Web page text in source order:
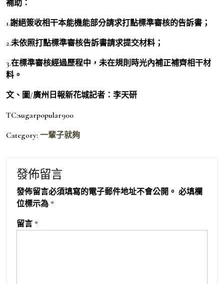
補助：
1.謝絕簽收相干本能機能部分請求打點標準審核的告訴書；
2.未依照打點標準審核告訴書請求提交材料；
3.在標準審核經過歷程中，未在規則時光內補正補齊相干材
料。
文、圖/廣州日報新花城記者：李天研
TC:sugarpopular900
Category: 一輩子就夠
發佈留言
發佈留言必須填寫的電子郵件地址不會公開。 必填欄
位標示為 *
留言 *